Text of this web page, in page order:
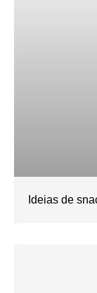
Ideias de